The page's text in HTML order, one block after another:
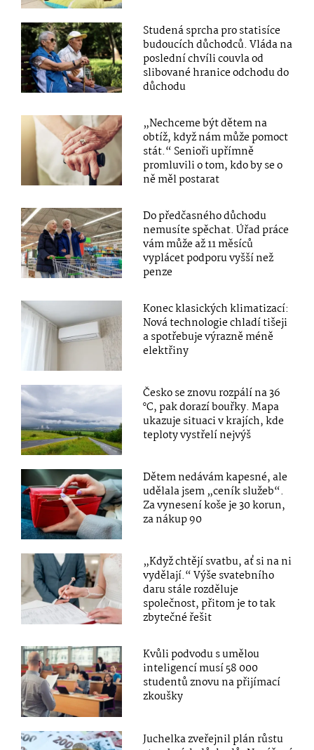
Studená sprcha pro statisíce
budoucích důchodců. Vláda na
poslední chvíli couvla od
slibované hranice odchodu do
důchodu
„Nechceme být dětem na
obtíž, když nám může pomoct
stát.“ Senioři upřímně
promluvili o tom, kdo by se o
ně měl postarat
Do předčasného důchodu
nemusíte spěchat. Úřad práce
vám může až 11 měsíců
vyplácet podporu vyšší než
penze
Konec klasických klimatizací:
Nová technologie chladí tišeji
a spotřebuje výrazně méně
elektřiny
Česko se znovu rozpálí na 36
°C, pak dorazí bouřky. Mapa
ukazuje situaci v krajích, kde
teploty vystřelí nejvýš
Dětem nedávám kapesné, ale
udělala jsem „ceník služeb“.
Za vynesení koše je 30 korun,
za nákup 90
„Když chtějí svatbu, ať si na ni
vydělají.“ Výše svatebního
daru stále rozděluje
společnost, přitom je to tak
zbytečné řešit
Kvůli podvodu s umělou
inteligencí musí 58 000
studentů znovu na přijímací
zkoušky
Juchelka zveřejnil plán růstu